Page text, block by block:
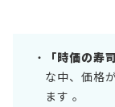
「時価の寿
な中、価格
ます 。